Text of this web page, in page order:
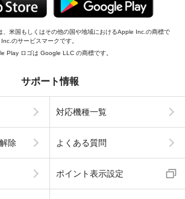
米国もしくはその他の国や地域におけるApple Inc.の商標で
のサービスマークです。
Play ロゴは Google LLC の商標です。
サポート情報
対応機種一覧
除 よくある質問
ポイント表示設定